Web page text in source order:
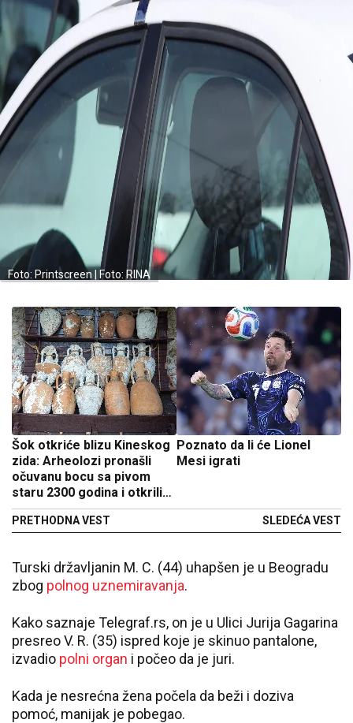
Foto: Printscreen | Foto: RINA
Šok otkriće blizu Kineskog
zida: Arheolozi pronašli
očuvanu bocu sa pivom
staru 2300 godina i otkrili
kako je napravljeno, ali i još
nešto
PRETHODNA VEST
Poznato da li će Lionel
Mesi igrati
SLEDEĆA VEST
Turski državljanin M. C. (44) uhapšen je u Beogradu
zbog polnog uznemiravanja.
Kako saznaje Telegraf.rs, on je u Ulici Jurija Gagarina
presreo V. R. (35) ispred koje je skinuo pantalone,
izvadio polni organ i počeo da je juri.
Kada je nesrećna žena počela da beži i doziva
pomoć, manijak je pobegao.